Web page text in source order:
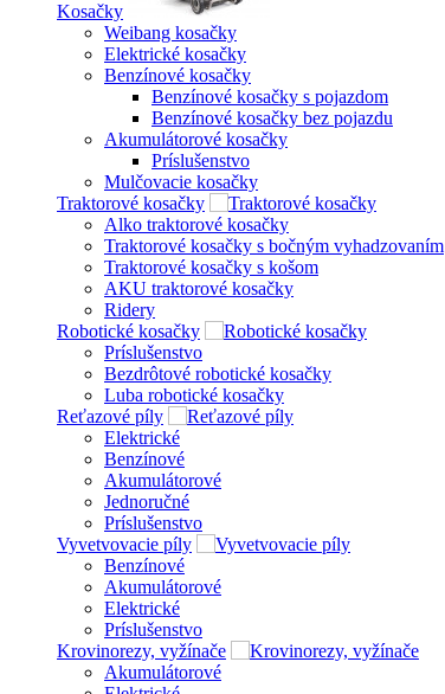
Kosačky
Weibang kosačky
Elektrické kosačky
Benzínové kosačky
Benzínové kosačky s pojazdom
Benzínové kosačky bez pojazdu
Akumulátorové kosačky
Príslušenstvo
Mulčovacie kosačky
Traktorové kosačky
Alko traktorové kosačky
Traktorové kosačky s bočným vyhadzovaním
Traktorové kosačky s košom
AKU traktorové kosačky
Ridery
Robotické kosačky
Príslušenstvo
Bezdrôtové robotické kosačky
Luba robotické kosačky
Reťazové píly
Elektrické
Benzínové
Akumulátorové
Jednoručné
Príslušenstvo
Vyvetvovacie píly
Benzínové
Akumulátorové
Elektrické
Príslušenstvo
Krovinorezy, vyžínače
Akumulátorové